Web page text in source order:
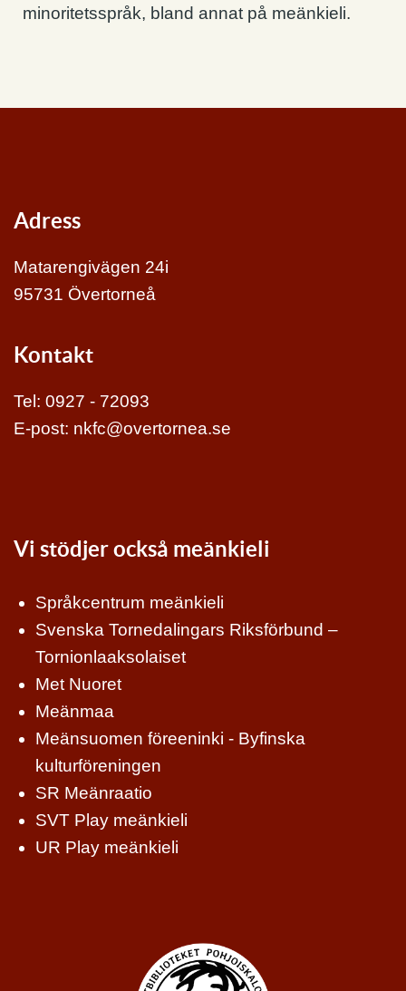
minoritetsspråk, bland annat på meänkieli.
Adress
Matarengivägen 24i
95731 Övertorneå
Kontakt
Tel: 0927 - 72093
E-post: nkfc@overtornea.se
Vi stödjer också meänkieli
Språkcentrum meänkieli
Svenska Tornedalingars Riksförbund –
Tornionlaaksolaiset
Met Nuoret
Meänmaa
Meänsuomen föreeninki - Byfinska
kulturföreningen
SR Meänraatio
SVT Play meänkieli
UR Play meänkieli